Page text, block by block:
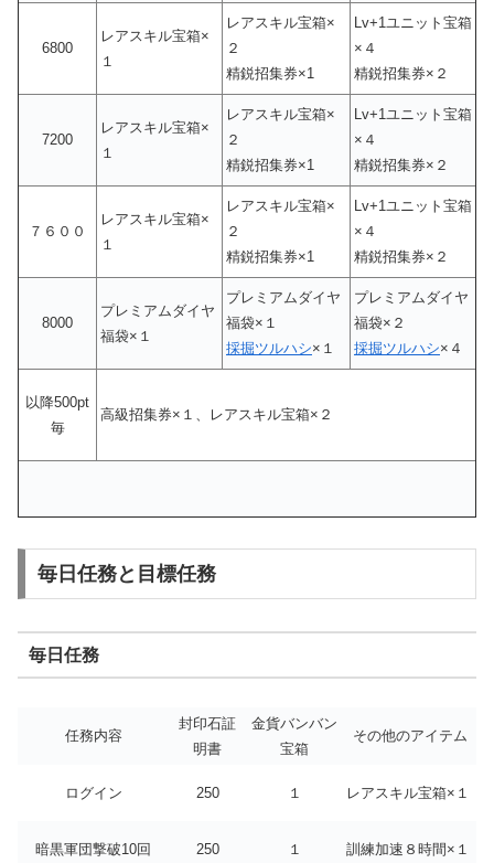
6800
レアスキル宝箱×
１
レアスキル宝箱×
２
精鋭招集券×1
Lv+1ユニット宝箱
×４
精鋭招集券×２
7200
レアスキル宝箱×
１
レアスキル宝箱×
２
精鋭招集券×1
Lv+1ユニット宝箱
×４
精鋭招集券×２
７６００
レアスキル宝箱×
１
レアスキル宝箱×
２
精鋭招集券×1
Lv+1ユニット宝箱
×４
精鋭招集券×２
8000
プレミアムダイヤ
福袋×１
プレミアムダイヤ
福袋×１
採掘ツルハシ×１
プレミアムダイヤ
福袋×２
採掘ツルハシ×４
以降500pt
毎
高級招集券×１、レアスキル宝箱×２
毎日任務と目標任務
毎日任務
任務内容
封印石証
明書
金貨バンバン
宝箱
その他のアイテム
ログイン 250 １ レアスキル宝箱×１
暗黒軍団撃破10回 250 １ 訓練加速８時間×１